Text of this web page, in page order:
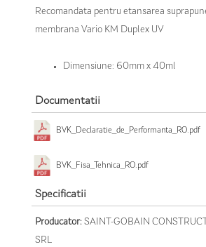
Recomandata pentru etansarea
membrana Vario KM Duplex UV
Dimensiune: 60mm x 40ml
Documentatii
BVK_Declaratie_de_Performanta_RO.pdf
BVK_Fisa_Tehnica_RO.pdf
Specificatii
Producator: SAINT-GOBAIN
SRL